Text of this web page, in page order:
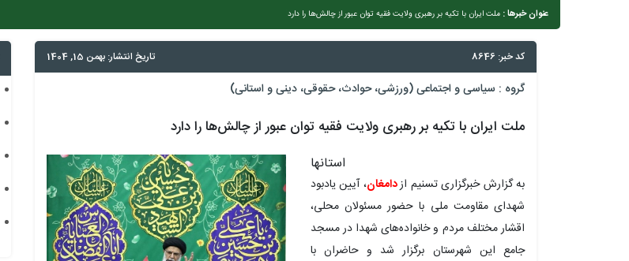
عنوان خبرها : ملت ایران با تکیه بر رهبری ولایت فقیه توان عبور از چالش‌ها را دارد
کد خبر: 8646 تاریخ انتشار: بهمن 15, 1404
گروه : سیاسی و اجتماعی (ورزشی، حوادث، حقوقی، دینی و استانی)
ملت ایران با تکیه بر رهبری ولایت فقیه توان عبور از چالش‌ها را دارد
استانها
به گزارش خبرگزاری تسنیم ازدامغان، آیین یادبود
شهدای مقاومت ملی با حضور مسئولان محلی،
اقشار مختلف مردم و خانواده‌های شهدا در مسجد
جامع این شهرستان برگزار شد و حاضران با